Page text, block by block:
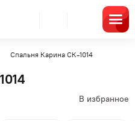
Спальня Карина СК-1014
В избранное